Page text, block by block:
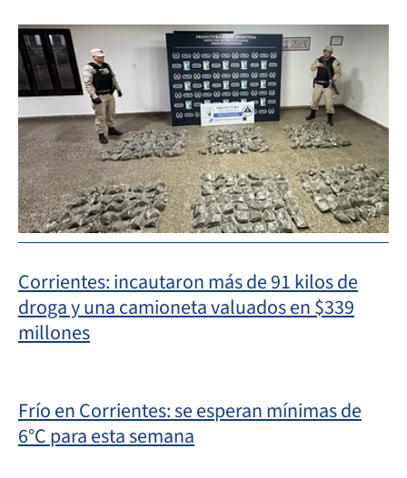
Corrientes: incautaron más de 91 kilos de
droga y una camioneta valuados en $339
millones
Frío en Corrientes: se esperan mínimas de
6°C para esta semana